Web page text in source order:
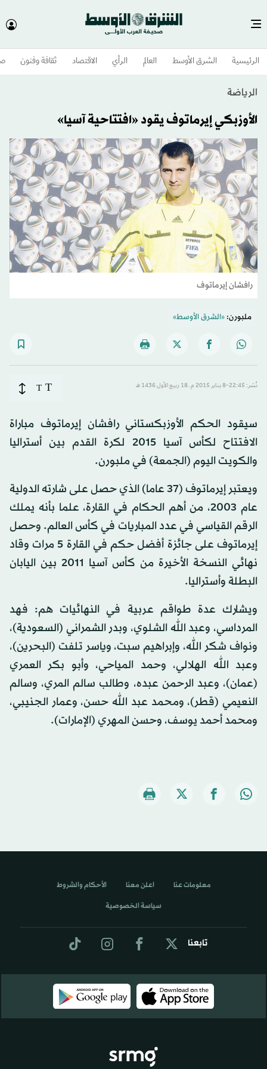
الرئيسية الشرق الأوسط​ العالم الرأي الاقتصاد ثقافة وفنون
الرياضة
الأوزبكي إيرماتوف يقود «افتتاحية آسيا»
رافشان إيرماتوف
ملبورن:«الشرق الأوسط»
نُشر: 22:45-8 يناير 2015 م ـ 18 ربيع الأول 1436 هـ T
T
سيقود الحكم الأوزبكستاني رافشان إيرماتوف مباراة
الافتتاح لكأس آسيا 2015 لكرة القدم بين أستراليا
والكويت اليوم (الجمعة) في ملبورن.
ويعتبر إيرماتوف (37 عاما) الذي حصل على شارته الدولية
عام 2003، من أهم الحكام في القارة، علما بأنه يملك
الرقم القياسي في عدد المباريات في كأس العالم. وحصل
إيرماتوف على جائزة أفضل حكم في القارة 5 مرات وقاد
نهائي النسخة الأخيرة من كأس آسيا 2011 بين اليابان
البطلة وأستراليا.
ويشارك عدة طواقم عربية في النهائيات هم: فهد
المرداسي، وعبد الله الشلوي، وبدر الشمراني (السعودية)،
ونواف شكر الله، وإبراهيم سبت، وياسر تلفت (البحرين)،
وعبد الله الهلالي، وحمد المياحي، وأبو بكر العمري
(عمان)، وعبد الرحمن عبده، وطالب سالم المري، وسالم
النعيمي (قطر)، ومحمد عبد الله حسن، وعمار الجنيبي،
ومحمد أحمد يوسف، وحسن المهري (الإمارات).
تابعنا
معلومات عنا اعلن معنا الأحكام والشروط
سياسة الخصوصية